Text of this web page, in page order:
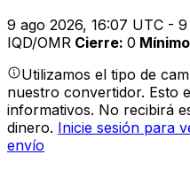
9 ago 2026, 16:07 UTC -
IQD/OMR Cierre: 0 Mínimo
Utilizamos el tipo de
nuestro convertidor. Esto
informativos. No recibirá
dinero. Inicie sesión para
envío